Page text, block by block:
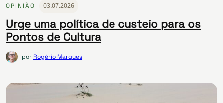
OPINIÃO 03.07.2026
Urge uma política de custeio para os
Pontos de Cultura
por Rogério Marques